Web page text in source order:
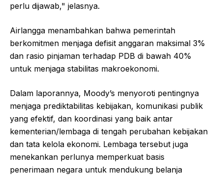
perlu dijawab," jelasnya.
Airlangga menambahkan bahwa pemerintah
berkomitmen menjaga defisit anggaran maksimal 3%
dan rasio pinjaman terhadap PDB di bawah 40%
untuk menjaga stabilitas makroekonomi.
Dalam laporannya, Moody’s menyoroti pentingnya
menjaga prediktabilitas kebijakan, komunikasi publik
yang efektif, dan koordinasi yang baik antar
kementerian/lembaga di tengah perubahan kebijakan
dan tata kelola ekonomi. Lembaga tersebut juga
menekankan perlunya memperkuat basis
penerimaan negara untuk mendukung belanja